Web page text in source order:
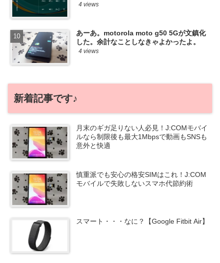
4 views
あーあ。motorola moto g50 5Gが文鎮化
した。余計なことしなきゃよかったよ。
4 views
新着記事です♪
月末のギガ足りない人必見！J:COMモバイ
ルなら制限後も最大1Mbpsで動画もSNSも
意外と快適
慎重派でも安心の格安SIMはこれ！J:COM
モバイルで失敗しないスマホ代節約術
スマート・・・なに？【Google Fitbit Air】